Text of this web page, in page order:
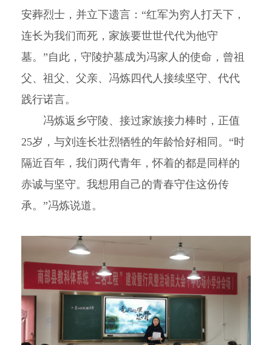
安葬烈士，并立下遗言：“红军为穷人打天下，
连长为我们而死，家族要世世代代为他守
墓。”自此，守陵护墓成为冯家人的使命，曾祖
父、祖父、父亲、冯炼四代人接续坚守、代代
践行诺言。
冯炼返乡守陵、接过家族接力棒时，正值
25岁，与刘连长壮烈牺牲的年龄恰好相同。“时
隔近百年，我们两代青年，怀着的都是同样的
赤诚与坚守。我想用自己的青春守住这份传
承。”冯炼说道。